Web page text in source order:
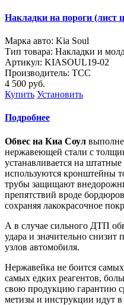
Накладки на пороги
Марка авто: Kia Soul
Тип товара: Накладки и
Артикул: KIASOUL19-02
Производитель: ТСС
4 500 руб.
Купить Установить
Подробнее
Обвес на Киа Соул
нержавеющей стали с
устанавливается на
используются кронштейны
трубы защищают
препятствий вроде
сохраняя лакокрасочное
А в случае сильного ДТП
удара и значительно снизит
узлов автомобиля.
Нержавейка не боится
самых едких реагентов,
свою продукцию гарантию
метизы и инструкции идут в